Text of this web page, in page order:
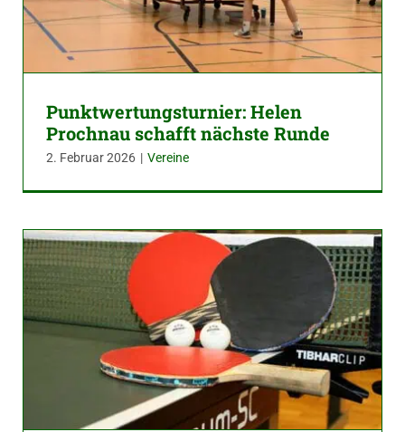
Punktwertungsturnier: Helen
Prochnau schafft nächste Runde
2. Februar 2026 | Vereine